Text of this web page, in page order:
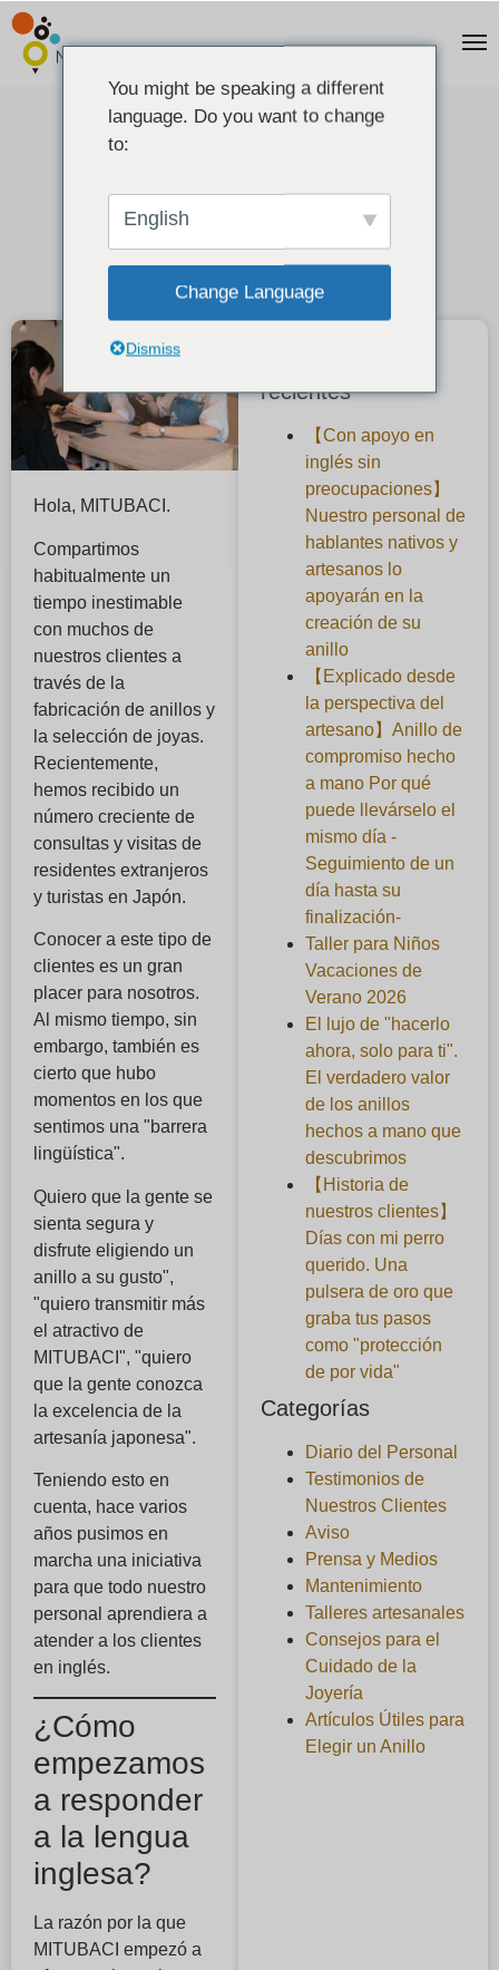
Hospitalidad inglesa MITUBACI
Hola, MITUBACI.
Compartimos
habitualmente un
tiempo inestimable
con muchos de
nuestros clientes a
través de la
fabricación de anillos y
la selección de joyas.
Recientemente,
hemos recibido un
número creciente de
consultas y visitas de
residentes extranjeros
y turistas en Japón.
Conocer a este tipo de
clientes es un gran
placer para nosotros.
Al mismo tiempo, sin
embargo, también es
cierto que hubo
momentos en los que
sentimos una "barrera
lingüística".
Quiero que la gente se
sienta segura y
disfrute eligiendo un
anillo a su gusto",
"quiero transmitir más
el atractivo de
MITUBACI", "quiero
que la gente conozca
la excelencia de la
artesanía japonesa".
Teniendo esto en
cuenta, hace varios
años pusimos en
marcha una iniciativa
para que todo nuestro
personal aprendiera a
atender a los clientes
en inglés.
¿Cómo
empezamos
a responder
a la lengua
inglesa?
La razón por la que
MITUBACI empezó a
recientes
【Con apoyo en
inglés sin
preocupaciones】
Nuestro personal de
hablantes nativos y
artesanos lo
apoyarán en la
creación de su
anillo
【Explicado desde
la perspectiva del
artesano】Anillo de
compromiso hecho
a mano Por qué
puede llevárselo el
mismo día -
Seguimiento de un
día hasta su
finalización-
Taller para Niños
Vacaciones de
Verano 2026
El lujo de "hacerlo
ahora, solo para ti".
El verdadero valor
de los anillos
hechos a mano que
descubrimos
【Historia de
nuestros clientes】
Días con mi perro
querido. Una
pulsera de oro que
graba tus pasos
como "protección
de por vida"
Categorías
Diario del Personal
Testimonios de
Nuestros Clientes
Aviso
Prensa y Medios
Mantenimiento
Talleres artesanales
Consejos para el
Cuidado de la
Joyería
Artículos Útiles para
Elegir un Anillo
You might be speaking a different
language. Do you want to change
to:
English
Change Language
Dismiss